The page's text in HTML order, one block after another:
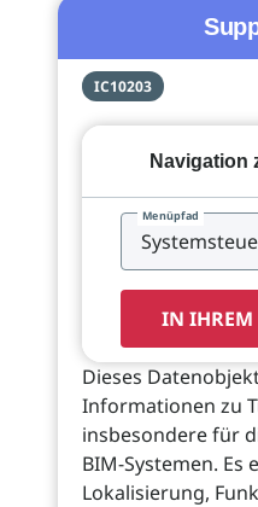
IC10203
Navigation
Menüpfad
IN IHREM
Dieses
Informationen zu
insbesondere für
BIM-Systemen. Es
Lokalisierung,